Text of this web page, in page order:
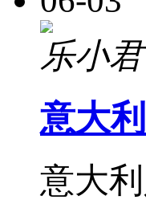
乐小君
意大
意大